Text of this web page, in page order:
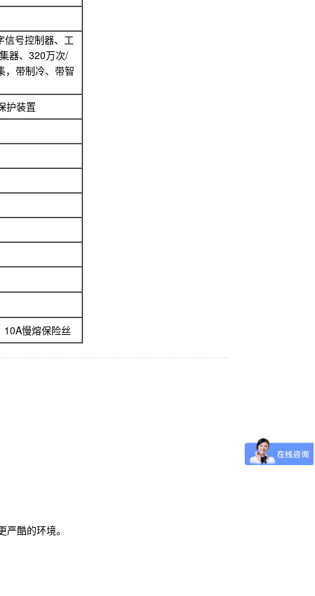
信号控制器、工
器、320万次/
，带制冷、带智
护装置
慢熔保险丝
酷的环境。